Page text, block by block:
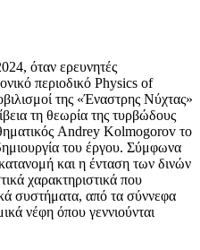
όταν ερευνητές
περιοδικό Physics of
της «Έναστρης Νύχτας»
τη θεωρία της τυρβώδους
Andrey Kolmogorov το
του έργου. Σύμφωνα
και η ένταση των δινών
χαρακτηριστικά που
συστήματα, από τα σύννεφα
νέφη όπου γεννιούνται